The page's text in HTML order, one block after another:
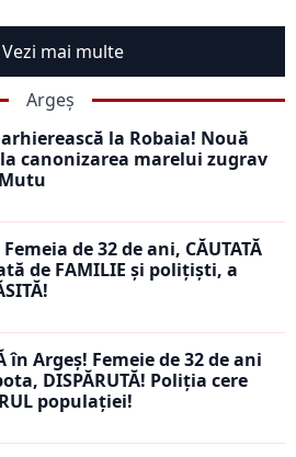
Vezi mai multe
Argeș
la Robaia! Nouă
canonizarea marelui zugrav
de 32 de ani, CĂUTATĂ
de FAMILIE și polițiști, a
în Argeș! Femeie de 32 de ani
DISPĂRUTĂ! Poliția cere
populației!